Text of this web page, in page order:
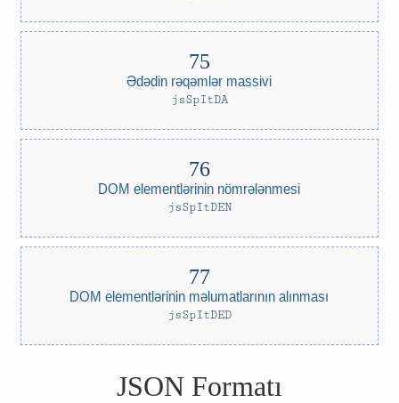
Ədədin rəqəmlər massivi
jsSpItDA
DOM elementlərinin nömrələnmesi
jsSpItDEN
DOM elementlərinin məlumatlarının alınması
jsSpItDED
JSON Formatı